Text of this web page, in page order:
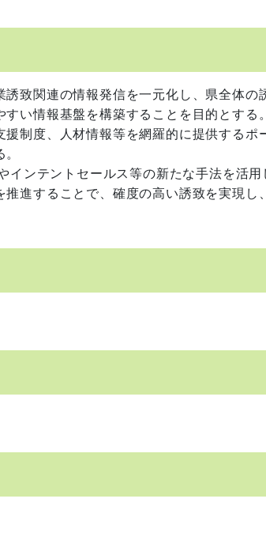
致関連の情報発信を一元化し、県全体の
い情報基盤を構築することを目的とする。
制度、人材情報等を網羅的に提供するポ
ンテントセールス等の新たな手法を活用
進することで、確度の高い誘致を実現し